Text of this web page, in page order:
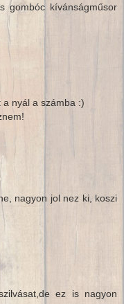
gombóc kívánságműsor
nyál a számba :)
nagyon jol nez ki, koszi
ez is nagyon